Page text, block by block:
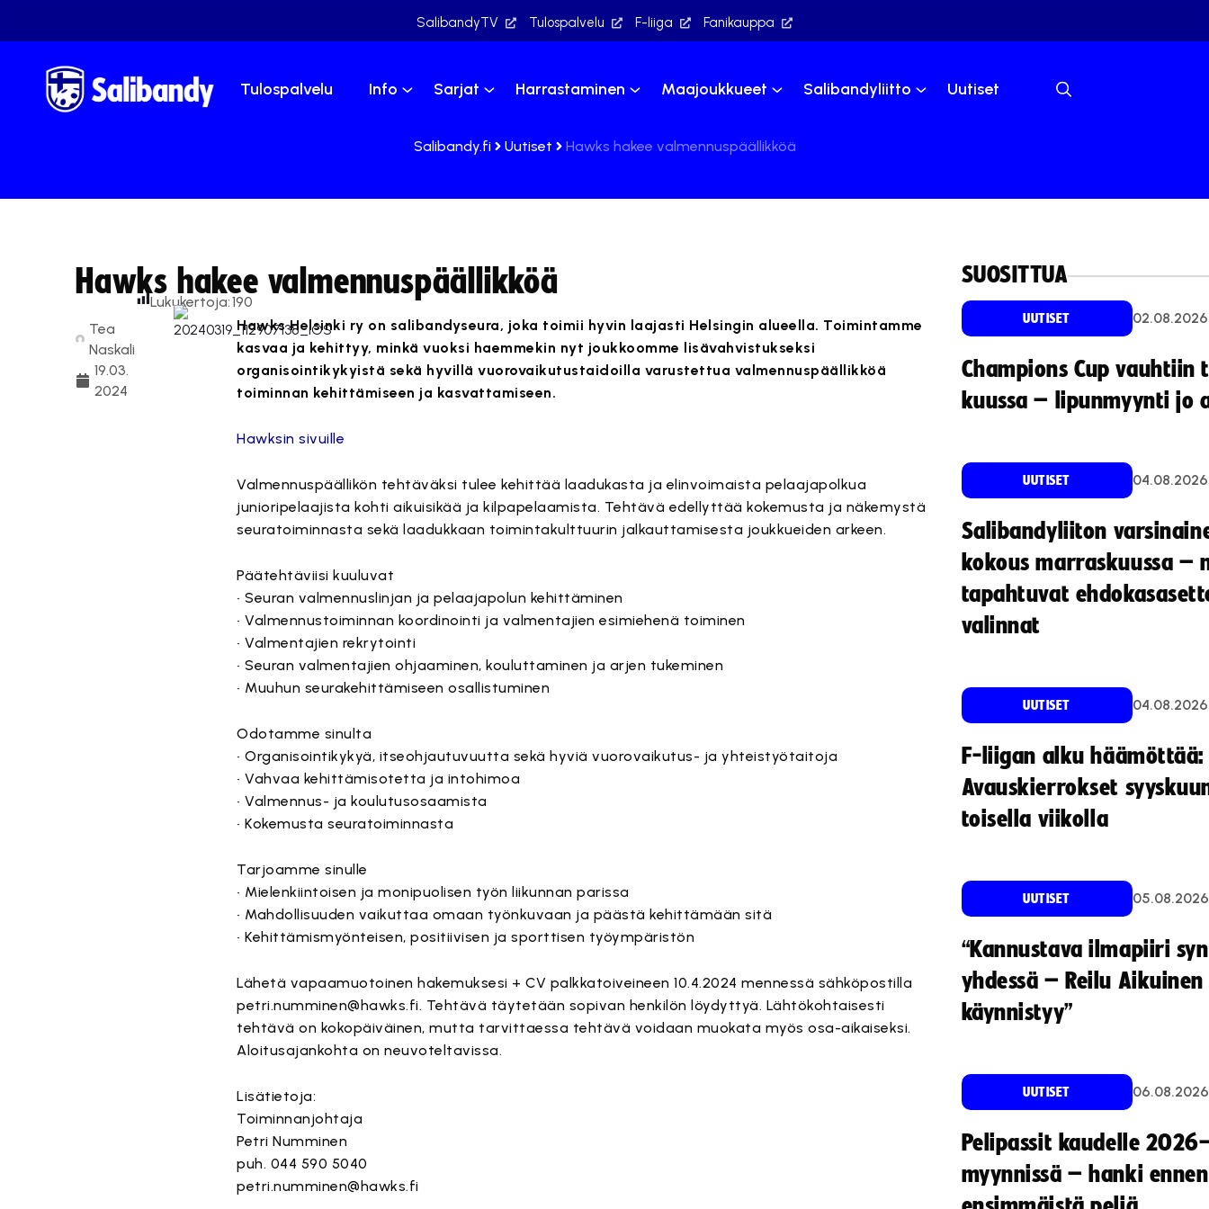
SalibandyTV Tulospalvelu F-liiga Fanikauppa
Tulospalvelu Info Sarjat Harrastaminen Maajoukkueet Salibandyliitto Uutiset
Salibandy.fi Uutiset Hawks hakee valmennuspäällikköä
Hawks hakee valmennuspäällikköä
Tea
Naskali
19.03.
2024
Lukukertoja:190
Hawks Helsinki ry on salibandyseura, joka toimii hyvin laajasti Helsingin alueella. Toimintamme
kasvaa ja kehittyy, minkä vuoksi haemmekin nyt joukkoomme lisävahvistukseksi
organisointikykyistä sekä hyvillä vuorovaikutustaidoilla varustettua valmennuspäällikköä
toiminnan kehittämiseen ja kasvattamiseen.
Hawksin sivuille
Valmennuspäällikön tehtäväksi tulee kehittää laadukasta ja elinvoimaista pelaajapolkua
junioripelaajista kohti aikuisikää ja kilpapelaamista. Tehtävä edellyttää kokemusta ja näkemystä
seuratoiminnasta sekä laadukkaan toimintakulttuurin jalkauttamisesta joukkueiden arkeen.
Päätehtäviisi kuuluvat
• Seuran valmennuslinjan ja pelaajapolun kehittäminen
• Valmennustoiminnan koordinointi ja valmentajien esimiehenä toiminen
• Valmentajien rekrytointi
• Seuran valmentajien ohjaaminen, kouluttaminen ja arjen tukeminen
• Muuhun seurakehittämiseen osallistuminen
Odotamme sinulta
• Organisointikykyä, itseohjautuvuutta sekä hyviä vuorovaikutus- ja yhteistyötaitoja
• Vahvaa kehittämisotetta ja intohimoa
• Valmennus- ja koulutusosaamista
• Kokemusta seuratoiminnasta
Tarjoamme sinulle
• Mielenkiintoisen ja monipuolisen työn liikunnan parissa
• Mahdollisuuden vaikuttaa omaan työnkuvaan ja päästä kehittämään sitä
• Kehittämismyönteisen, positiivisen ja sporttisen työympäristön
Lähetä vapaamuotoinen hakemuksesi + CV palkkatoiveineen 10.4.2024 mennessä sähköpostilla
petri.numminen@hawks.fi. Tehtävä täytetään sopivan henkilön löydyttyä. Lähtökohtaisesti
tehtävä on kokopäiväinen, mutta tarvittaessa tehtävä voidaan muokata myös osa-aikaiseksi.
Aloitusajankohta on neuvoteltavissa.
Lisätietoja:
Toiminnanjohtaja
Petri Numminen
puh. 044 590 5040
petri.numminen@hawks.fi
SUOSITTUA
UUTISET 02.08.2026
Champions Cup vauhtiin
kuussa – lipunmyynti jo
UUTISET 04.08.2026
Salibandyliiton
kokous marraskuussa –
tapahtuvat
valinnat
UUTISET 04.08.2026
F-liigan alku häämöttää:
Avauskierrokset
toisella viikolla
UUTISET 05.08.2026
“Kannustava ilmapiiri
yhdessä – Reilu
käynnistyy”
UUTISET 06.08.2026
Pelipassit kaudelle
myynnissä – hanki ennen